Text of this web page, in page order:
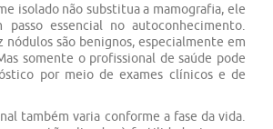
isolado não substitua a mamografia, ele
passo essencial no autoconhecimento.
nódulos são benignos, especialmente em
somente o profissional de saúde pode
por meio de exames clínicos e de
também varia conforme a fase da vida.